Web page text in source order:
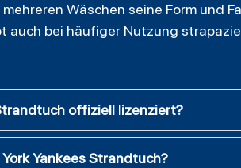
Wäschen seine Form und
auch bei häufiger Nutzung
offiziell lizenziert?
Yankees Strandtuch?